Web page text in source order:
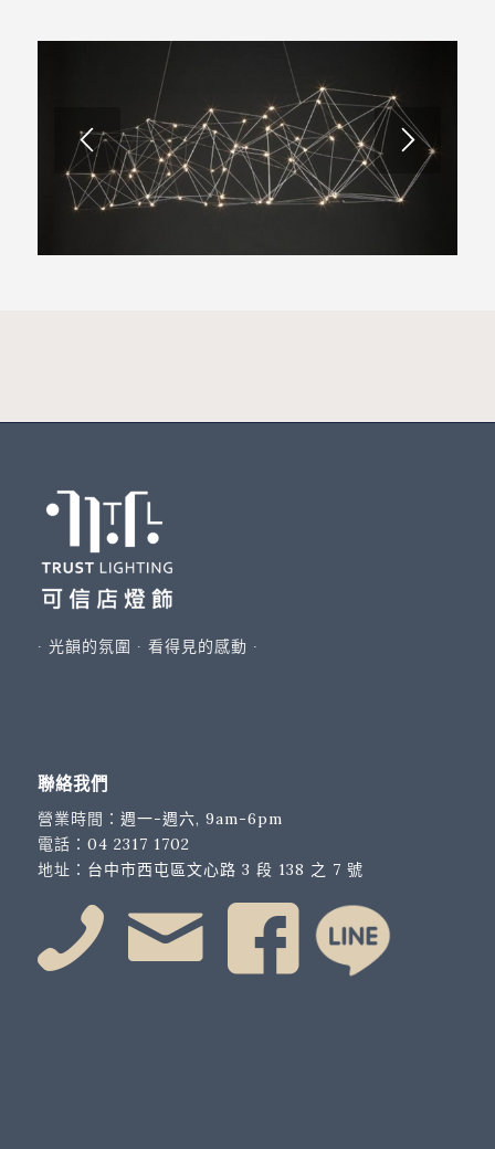
∙ 光韻的氛圍 ∙ 看得見的感動 ∙
聯絡我們
營業時間： 週一-週六, 9am-6pm
電話： 04 2317 1702
地址： 台中市西屯區文心路 3 段 138 之 7 號